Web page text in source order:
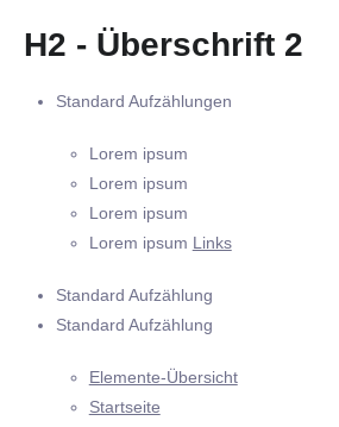
H2 - Überschrift 2
Standard Aufzählungen
Lorem ipsum
Lorem ipsum
Lorem ipsum
Lorem ipsum Links
Standard Aufzählung
Standard Aufzählung
Elemente-Übersicht
Startseite